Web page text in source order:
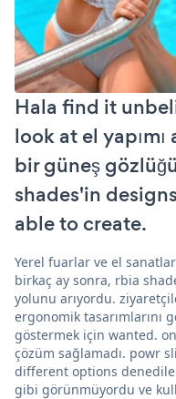
Hala find it
look at el
bir güneş
shades'in
able to create.
Yerel fuarlar ve el
birkaç ay sonra, rbia
yolunu arıyordu.
ergonomik tasarımlarını
göstermek için wanted.
çözüm sağlamadı. powr
different options
gibi görünmüyordu ve